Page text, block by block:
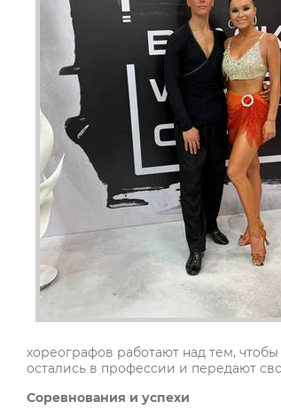
хореографов работают над тем,
остались в профессии и передают
Соревнования и успехи